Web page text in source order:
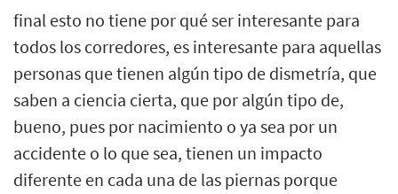
final esto no tiene por qué ser interesante para
todos los corredores, es interesante para aquellas
personas que tienen algún tipo de dismetría, que
saben a ciencia cierta, que por algún tipo de,
bueno, pues por nacimiento o ya sea por un
accidente o lo que sea, tienen un impacto
diferente en cada una de las piernas porque